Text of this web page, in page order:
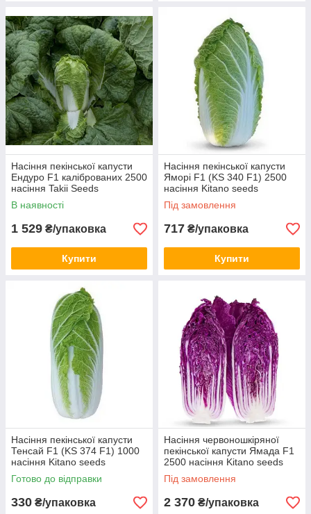
Насіння пекінської капусти
Ендуро F1 каліброваних 2500
насіння Takii Seeds
В наявності
1 529 ₴/упаковка
Купити
Насіння пекінської капусти
Яморі F1 (KS 340 F1) 2500
насіння Kitano seeds
Під замовлення
717 ₴/упаковка
Купити
Насіння пекінської капусти
Тенсай F1 (KS 374 F1) 1000
насіння Kitano seeds
Готово до відправки
330 ₴/упаковка
Насіння червоношкіряної
пекінської капусти Ямада F1
2500 насіння Kitano seeds
Під замовлення
2 370 ₴/упаковка